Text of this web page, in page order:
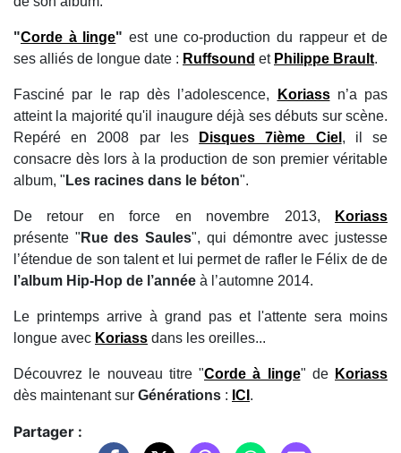
"Corde à linge" est une co-production du rappeur et de
ses alliés de longue date : Ruffsound et Philippe Brault.
Fasciné par le rap dès l’adolescence, Koriassn’a pas
atteint la majorité qu'il inaugure déjà ses débuts sur scène.
Repéré en 2008 par les
Disques 7ième Ciel , il se
consacre dès lors à la production de son premier véritable
album, " Les racines dans le béton".
De retour en force en novembre 2013,
Koriass
présente " Rue des Saules", qui démontre avec justesse
l’étendue de son talent et lui permet de rafler le Félix de de
l’album Hip-Hop de l’année à l’automne 2014.
Le printemps arrive à grand pas et l'attente sera moins
longue avec Koriass dans les oreilles...
Découvrez le nouveau titre "Corde à linge" de Koriass
dès maintenant sur Générations : ICI .
Partager :